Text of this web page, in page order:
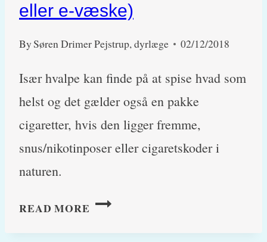
eller e-væske)
BySøren Drimer Pejstrup, dyrlæge 02/12/2018
Især hvalpe kan finde på at spise hvad som
helst og det gælder også en pakke
cigaretter, hvis den ligger fremme,
snus/nikotinposer eller cigaretskoder i
naturen.
READ MORE NIKOTINFORGIFTNING